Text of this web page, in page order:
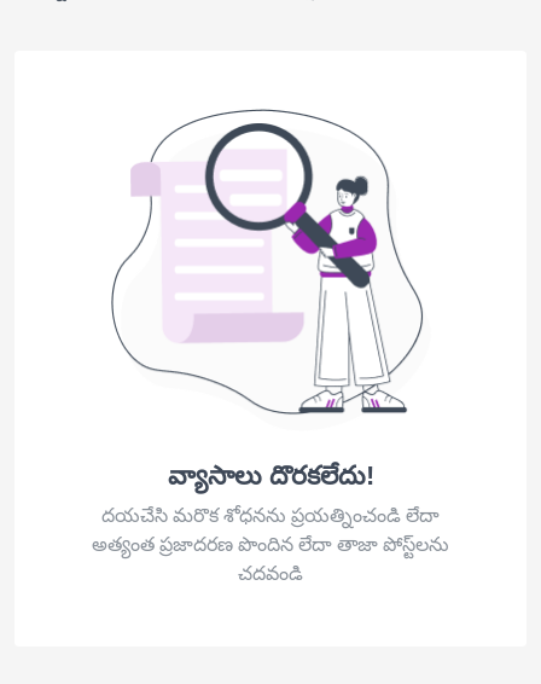
వ్యాసాలు దొరకలేదు!
దయచేసి మరొక శోధనను ప్రయత్నించండి లేదా
అత్యంత ప్రజాదరణ పొందిన లేదా తాజా పోస్ట్‌లను
చదవండి